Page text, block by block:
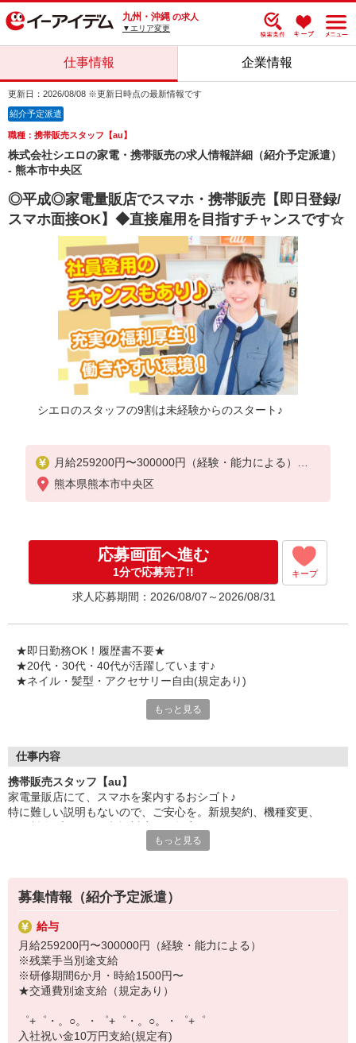
九州・沖縄 の求人
▼エリア変更
仕事情報 企業情報
更新日：2026/08/08 ※更新日時点の最新情報です
紹介予定派遣
職種：携帯販売スタッフ【au】
株式会社シエロの家電・携帯販売の求人情報詳細（紹介予定派遣）
- 熊本市中央区
◎平成◎家電量販店でスマホ・携帯販売【即日登録/
スマホ面接OK】◆直接雇用を目指すチャンスです☆
シエロのスタッフの9割は未経験からのスタート♪
月給259200円〜300000円（経験・能力による）
※残業手当別途支給
※研修期間6か月・時給1500円〜
゜+゜・。○。・゜+゜・。○。・゜+゜
入社祝い金10万円支給(規定有)
お友達を紹介頂くと,
インセンティブ支給(規定有)
熊本県熊本市中央区
応募画面へ進む
1分で応募完了!! キープ
求人応募期間：2026/08/07～2026/08/31
★即日勤務OK！履歴書不要★
★20代・30代・40代が活躍しています♪
★ネイル・髪型・アクセサリー自由(規定あり)
でも心配ご無用！
お互いに教え合ったり、フォローしあったりする
和気あいあいとした人間関係がある店舗ばかり！
皆で一緒にステップアップしましょう♪
【選べるお仕事いろいろ】
▼オフィスワーク
事務、経理、データ入力、コールセンター、受付
▼工場・製造・軽作業系
機械/食品製造・梱包・仕分け・加工・組立・検査
▼美容系
眉毛サロンのアイブロウ・ネイリスト・エステ
▼営業・販売
法人営業・アパレル販売・個別指導塾・人材紹介
▼人気案件も多数♪
短期・期間限定・オープニング・官公庁案件
上場/優良/大手企業など
もっと見る
仕事内容
携帯販売スタッフ【au】
家電量販店にて、スマホを案内するおシゴト♪
特に難しい説明もないので、ご安心を。新規契約、機種変更、
満足度◎
■携帯やインターネット販売業務
docomo(ドコモ)/au(エーユー)・KDDI/softbank(ソフトバンク)など
の大手キャリアから
ワイモバイル(Y!mobille)、楽天モバイル、UQなど格安スマホまで幅
広く紹介可能♪
人気のApple（アップル）店舗もございます！
もっと見る
募集情報（紹介予定派遣）
給与
月給259200円〜300000円（経験・能力による）
※残業手当別途支給
※研修期間6か月・時給1500円〜
★交通費別途支給（規定あり）
゜+゜・。○。・゜+゜・。○。・゜+゜
入社祝い金10万円支給(規定有)